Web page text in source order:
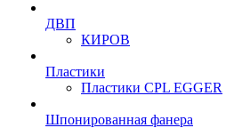
ДВП
КИРОВ
Пластики
Пластики CPL EGGER
Шпонированная фанера